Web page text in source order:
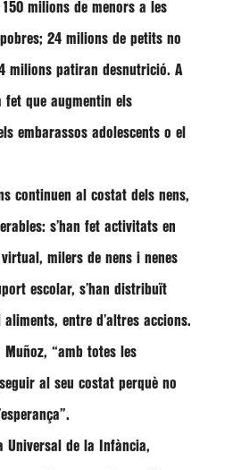
milions de menors a les
; 24 milions de petits no
milions patiran desnutrició. A
fet que augmentin els
embarassos adolescents o el
continuen al costat dels nens,
: s’han fet activitats en
milers de nens i nenes
escolar, s’han distribuït
entre d’altres accions.
Muñoz, “amb totes les
al seu costat perquè no
Universal de la Infància,